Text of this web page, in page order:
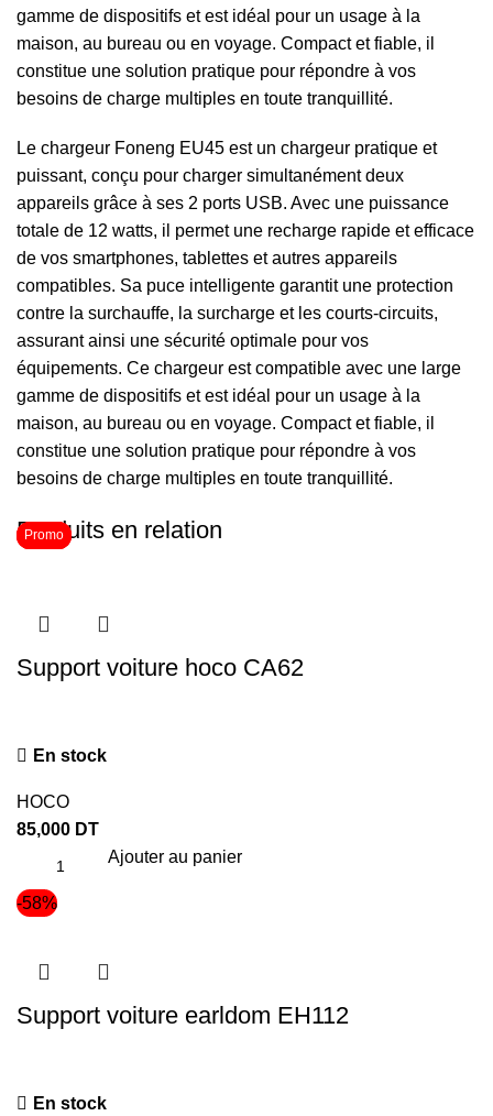
gamme de dispositifs et est idéal pour un usage à la
maison, au bureau ou en voyage. Compact et fiable, il
constitue une solution pratique pour répondre à vos
besoins de charge multiples en toute tranquillité.
Le chargeur Foneng EU45 est un chargeur pratique et
puissant, conçu pour charger simultanément deux
appareils grâce à ses 2 ports USB. Avec une puissance
totale de 12 watts, il permet une recharge rapide et efficace
de vos smartphones, tablettes et autres appareils
compatibles. Sa puce intelligente garantit une protection
contre la surchauffe, la surcharge et les courts-circuits,
assurant ainsi une sécurité optimale pour vos
équipements. Ce chargeur est compatible avec une large
gamme de dispositifs et est idéal pour un usage à la
maison, au bureau ou en voyage. Compact et fiable, il
constitue une solution pratique pour répondre à vos
besoins de charge multiples en toute tranquillité.
Produits en relation
Support voiture hoco CA62
En stock
HOCO
85,000 DT
Ajouter au panier
-58%
Promo
Support voiture earldom EH112
En stock
Promo
Promo